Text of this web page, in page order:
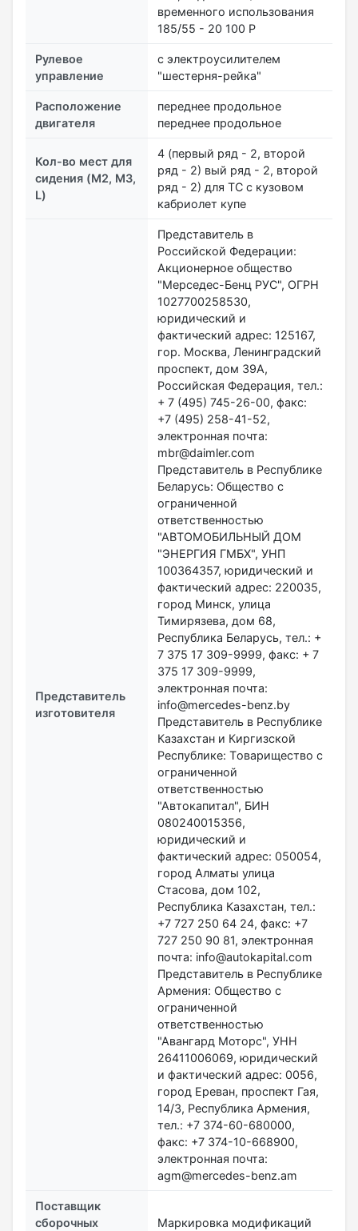
временного использования
185/55 - 20 100 P
Рулевое
управление
с электроусилителем
"шестерня-рейка"
Расположение
двигателя
переднее продольное
переднее продольное
Кол-во мест для
сидения (M2, M3,
L)
4 (первый ряд - 2, второй
ряд - 2) вый ряд - 2, второй
ряд - 2) для ТС с кузовом
кабриолет купе
Представитель
изготовителя
Представитель в
Российской Федерации:
Акционерное общество
"Мерседес-Бенц РУС", ОГРН
1027700258530,
юридический и
фактический адрес: 125167,
гор. Москва, Ленинградский
проспект, дом 39А,
Российская Федерация, тел.:
+ 7 (495) 745-26-00, факс:
+7 (495) 258-41-52,
электронная почта:
mbr@daimler.com
Представитель в Республике
Беларусь: Общество с
ограниченной
ответственностью
"АВТОМОБИЛЬНЫЙ ДОМ
"ЭНЕРГИЯ ГМБХ", УНП
100364357, юридический и
фактический адрес: 220035,
город Минск, улица
Тимирязева, дом 68,
Республика Беларусь, тел.: +
7 375 17 309-9999, факс: + 7
375 17 309-9999,
электронная почта:
info@mercedes-benz.by
Представитель в Республике
Казахстан и Киргизской
Республике: Tоварищество с
ограниченной
ответственностью
"Автокапитал", БИН
080240015356,
юридический и
фактический адрес: 050054,
город Алматы улица
Стасова, дом 102,
Республика Казахстан, тел.:
+7 727 250 64 24, факс: +7
727 250 90 81, электронная
почта: info@autokapital.com
Представитель в Республике
Армения: Общество с
ограниченной
ответственностью
"Авангард Моторс", УНН
26411006069, юридический
и фактический адрес: 0056,
город Ереван, проспект Гая,
14/3, Республика Армения,
тел.: +7 374-60-680000,
факс: +7 374-10-668900,
электронная почта:
agm@mercedes-benz.am
Поставщик
сборочных
Маркировка модификаций